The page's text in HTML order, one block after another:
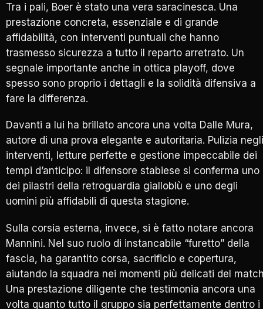
Tra i pali, Boer è stato una vera saracinesca. Una
prestazione concreta, essenziale e di grande
affidabilità, con interventi puntuali che hanno
trasmesso sicurezza a tutto il reparto arretrato. Un
segnale importante anche in ottica playoff, dove
spesso sono proprio i dettagli e la solidità difensiva a
fare la differenza.
Davanti a lui ha brillato ancora una volta Dalle Mura,
autore di una prova elegante e autoritaria. Pulizia negli
interventi, letture perfette e gestione impeccabile dei
tempi d’anticipo: il difensore stabiese si conferma uno
dei pilastri della retroguardia gialloblù e uno degli
uomini più affidabili di questa stagione.
Sulla corsia esterna, invece, si è fatto notare ancora
Mannini. Nel suo ruolo di instancabile “furetto” della
fascia, ha garantito corsa, sacrificio e copertura,
aiutando la squadra nei momenti più delicati del
Una prestazione diligente che testimonia ancora una
volta quanto tutto il gruppo sia perfettamente dentro i